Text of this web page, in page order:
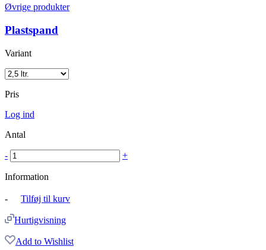
Øvrige produkter
Plastspand
Variant
Pris
Log ind
Antal
- +
Information
- Tilføj til kurv
Hurtigvisning
Add to Wishlist